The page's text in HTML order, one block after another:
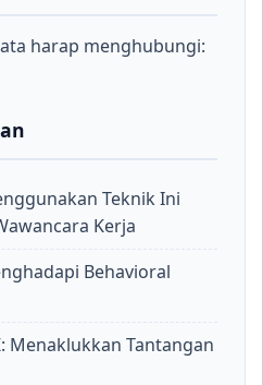
harap menghubungi:
Teknik Ini
Kerja
Behavioral
Menaklukkan Tantangan